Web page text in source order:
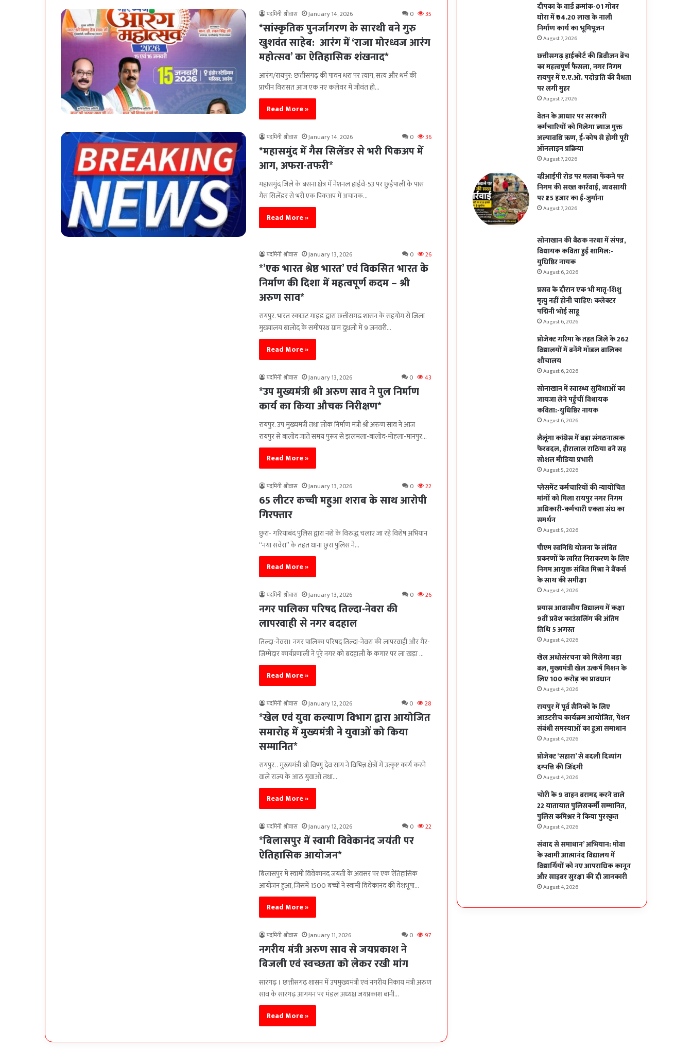
पदमिनी श्रीवास January 14, 2026 0 35
*सांस्कृतिक पुनर्जागरण के सारथी बने गुरु
खुशवंत साहेब: आरंग में ‘राजा मोरध्वज आरंग
महोत्सव’ का ऐतिहासिक शंखनाद*
आरंग/रायपुर: छत्तीसगढ़ की पावन धरा पर त्याग, सत्य और धर्म की
प्राचीन विरासत आज एक नए कलेवर में जीवंत हो…
Read More »
पदमिनी श्रीवास January 14, 2026 0 36
*महासमुंद में गैस सिलेंडर से भरी पिकअप में
आग, अफरा-तफरी*
महासमुंद जिले के बसना क्षेत्र में नेशनल हाईवे-53 पर छुईपाली के पास
गैस सिलेंडर से भरी एक पिकअप में अचानक…
Read More »
पदमिनी श्रीवास January 13, 2026 0 26
*’एक भारत श्रेष्ठ भारत’ एवं विकसित भारत के
निर्माण की दिशा में महत्वपूर्ण कदम – श्री
अरुण साव*
रायपुर. भारत स्काउट गाइड द्वारा छत्तीसगढ़ शासन के सहयोग से जिला
मुख्यालय बालोद के समीपस्थ ग्राम दुधली में 9 जनवरी…
Read More »
पदमिनी श्रीवास January 13, 2026 0 43
*उप मुख्यमंत्री श्री अरुण साव ने पुल निर्माण
कार्य का किया औचक निरीक्षण*
रायपुर. उप मुख्यमंत्री तथा लोक निर्माण मंत्री श्री अरुण साव ने आज
रायपुर से बालोद जाते समय पुरूर से झलमला-बालोद-मोहला-मानपुर…
Read More »
पदमिनी श्रीवास January 13, 2026 0 22
65 लीटर कच्ची महुआ शराब के साथ आरोपी
गिरफ्तार
छुरा- गरियाबंद पुलिस द्वारा नशे के विरुद्ध चलाए जा रहे विशेष अभियान
“नया सवेरा” के तहत थाना छुरा पुलिस ने…
Read More »
पदमिनी श्रीवास January 13, 2026 0 26
नगर पालिका परिषद तिल्दा-नेवरा की
लापरवाही से नगर बदहाल
तिल्दा-नेवरा। नगर पालिका परिषद तिल्दा-नेवरा की लापरवाही और गैर-
जिम्मेदार कार्यप्रणाली ने पूरे नगर को बदहाली के कगार पर ला खड़ा …
Read More »
पदमिनी श्रीवास January 12, 2026 0 28
*खेल एवं युवा कल्याण विभाग द्वारा आयोजित
समारोह में मुख्यमंत्री ने युवाओं को किया
सम्मानित*
रायपुर. . मुख्यमंत्री श्री विष्णु देव साय ने विभिन्न क्षेत्रों में उत्कृष्ट कार्य करने
वाले राज्य के आठ युवाओं तथा…
Read More »
पदमिनी श्रीवास January 12, 2026 0 22
*बिलासपुर में स्वामी विवेकानंद जयंती पर
ऐतिहासिक आयोजन*
बिलासपुर में स्वामी विवेकानंद जयंती के अवसर पर एक ऐतिहासिक
आयोजन हुआ, जिसमें 1500 बच्चों ने स्वामी विवेकानंद की वेशभूषा…
Read More »
पदमिनी श्रीवास January 11, 2026 0 97
नगरीय मंत्री अरुण साव से जयप्रकाश ने
बिजली एवं स्वच्छता को लेकर रखी मांग
सारंगढ़ । छत्तीसगढ़ शासन में उपमुख्यमंत्री एवं नगरीय निकाय मंत्री अरुण
साव के सारंगढ़ आगमन पर मंडल अध्यक्ष जयप्रकाश बानी…
Read More »
दीपका के वार्ड क्रमांक-01 गोबर
घोरा में ₹04.20 लाख के नाली
निर्माण कार्य का भूमिपूजन
August 7, 2026
छत्तीसगढ़ हाईकोर्ट की डिवीजन बेंच
का महत्वपूर्ण फैसला, नगर निगम
रायपुर में ए.ए.ओ. पदोन्नति की वैधता
पर लगी मुहर
August 7, 2026
वेतन के आधार पर सरकारी
कर्मचारियों को मिलेगा ब्याज मुक्त
अल्पावधि ऋण, ई-कोष से होगी पूरी
ऑनलाइन प्रक्रिया
August 7, 2026
व्हीआईपी रोड पर मलबा फेंकने पर
निगम की सख्त कार्रवाई, व्यवसायी
पर ₹25 हजार का ई-जुर्माना
August 7, 2026
सोनाखान की बैठक नरधा में संपन्न,
विधायक कविता हुई शामिल:-
युधिष्ठिर नायक
August 6, 2026
प्रसव के दौरान एक भी मातृ-शिशु
मृत्यु नहीं होनी चाहिए: कलेक्टर
पद्मिनी भोई साहू
August 6, 2026
प्रोजेक्ट गरिमा के तहत जिले के 262
विद्यालयों में बनेंगे मॉडल बालिका
शौचालय
August 6, 2026
सोनाखान में स्वास्थ्य सुविधाओं का
जायजा लेने पहुँचीं विधायक
कविता:-युधिष्ठिर नायक
August 6, 2026
लैलूंगा कांग्रेस में बड़ा संगठनात्मक
फेरबदल, हीरालाल राठिया बने सह
सोशल मीडिया प्रभारी
August 5, 2026
प्लेसमेंट कर्मचारियों की न्यायोचित
मांगों को मिला रायपुर नगर निगम
अधिकारी-कर्मचारी एकता संघ का
समर्थन
August 5, 2026
पीएम स्वनिधि योजना के लंबित
प्रकरणों के त्वरित निराकरण के लिए
निगम आयुक्त संबित मिश्रा ने बैंकर्स
के साथ की समीक्षा
August 4, 2026
प्रयास आवासीय विद्यालय में कक्षा
9वीं प्रवेश काउंसलिंग की अंतिम
तिथि 5 अगस्त
August 4, 2026
खेल अधोसंरचना को मिलेगा बड़ा
बल, मुख्यमंत्री खेल उत्कर्ष मिशन के
लिए 100 करोड़ का प्रावधान
August 4, 2026
रायपुर में पूर्व सैनिकों के लिए
आउटरीच कार्यक्रम आयोजित, पेंशन
संबंधी समस्याओं का हुआ समाधान
August 4, 2026
प्रोजेक्ट ‘सहारा’ से बदली दिव्यांग
दम्पत्ति की जिंदगी
August 4, 2026
चोरी के 9 वाहन बरामद करने वाले
22 यातायात पुलिसकर्मी सम्मानित,
पुलिस कमिश्नर ने किया पुरस्कृत
August 4, 2026
संवाद से समाधान’ अभियान: मोवा
के स्वामी आत्मानंद विद्यालय में
विद्यार्थियों को नए आपराधिक कानून
और साइबर सुरक्षा की दी जानकारी
August 4, 2026